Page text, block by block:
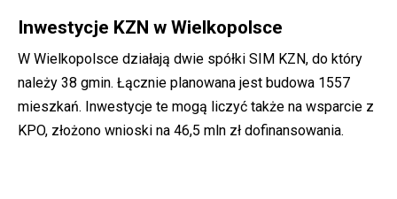
Inwestycje KZN w Wielkopolsce
W Wielkopolsce działają dwie spółki SIM KZN, do który
należy 38 gmin. Łącznie planowana jest budowa 1557
mieszkań. Inwestycje te mogą liczyć także na wsparcie z
KPO, złożono wnioski na 46,5 mln zł dofinansowania.